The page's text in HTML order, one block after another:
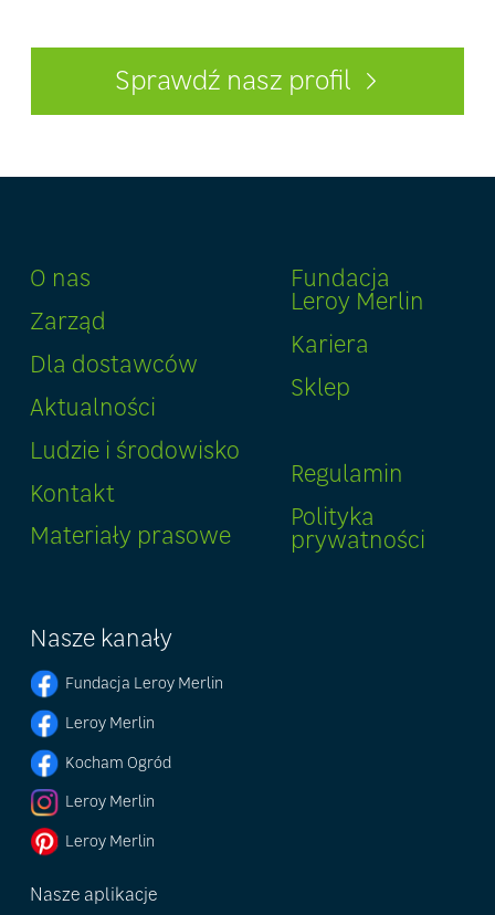
Sprawdź nasz profil
O nas
Zarząd
Dla dostawców
Aktualności
Ludzie i środowisko
Kontakt
Materiały prasowe
Fundacja
Leroy Merlin
Kariera
Sklep
Regulamin
Polityka
prywatności
Nasze kanały
Fundacja Leroy Merlin
Leroy Merlin
Kocham Ogród
Leroy Merlin
Leroy Merlin
Nasze aplikacje